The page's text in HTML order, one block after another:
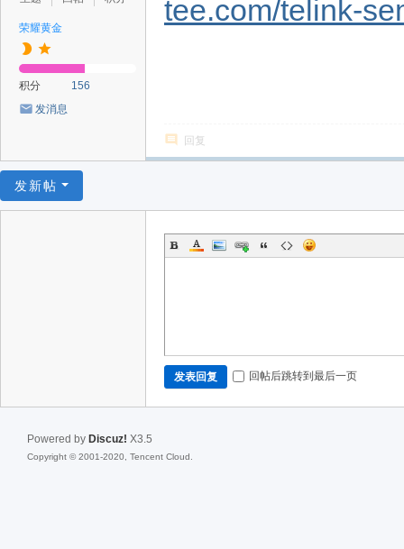
荣耀黄金
积分
156
发消息
tee.com/telink-
回复
发新帖
发表回复 回帖后跳转到最后一页
Powered by Discuz! X3.5
Copyright © 2001-2020, Tencent Cloud.